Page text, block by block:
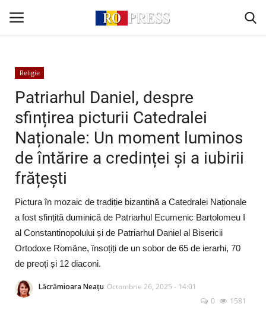
Conectare
Acasă
Intern
Extern
Politică
Socio-Economic
Artă & Cultură
Religie
Patriarhul Daniel, despre
sfințirea picturii Catedralei
Naționale: Un moment luminos
de întărire a credinței și a iubirii
frățești
Pictura în mozaic de tradiție bizantină a Catedralei Naționale
a fost sfințită duminică de Patriarhul Ecumenic Bartolomeu I
al Constantinopolului și de Patriarhul Daniel al Bisericii
Ortodoxe Române, însoțiți de un sobor de 65 de ierarhi, 70
de preoți și 12 diaconi.
Lăcrămioara Neațu Octombrie 26, 2025 - 14:01
0
1581